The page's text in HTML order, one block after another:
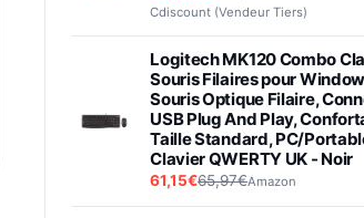
Cdiscount (Vendeur Tiers)
Logitech MK120 Combo
Souris Filaires pour
Souris Optique Filaire,
USB Plug And Play,
Taille Standard, PC/
Clavier QWERTY UK - Noir
61,15€65,97€Amazon